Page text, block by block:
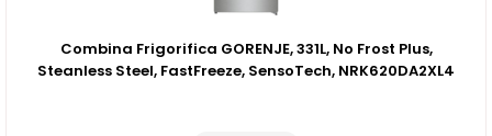
Combina Frigorifica GORENJE, 331L, No Frost Plus,
Steanless Steel, FastFreeze, SensoTech, NRK620DA2XL4